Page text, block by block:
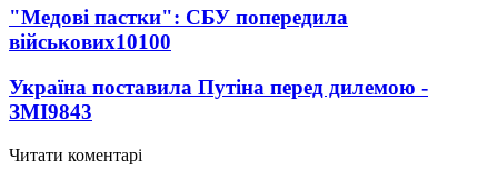
"Медові пастки": СБУ попередила
військових10100
Україна поставила Путіна перед дилемою -
ЗМІ9843
Читати коментарі